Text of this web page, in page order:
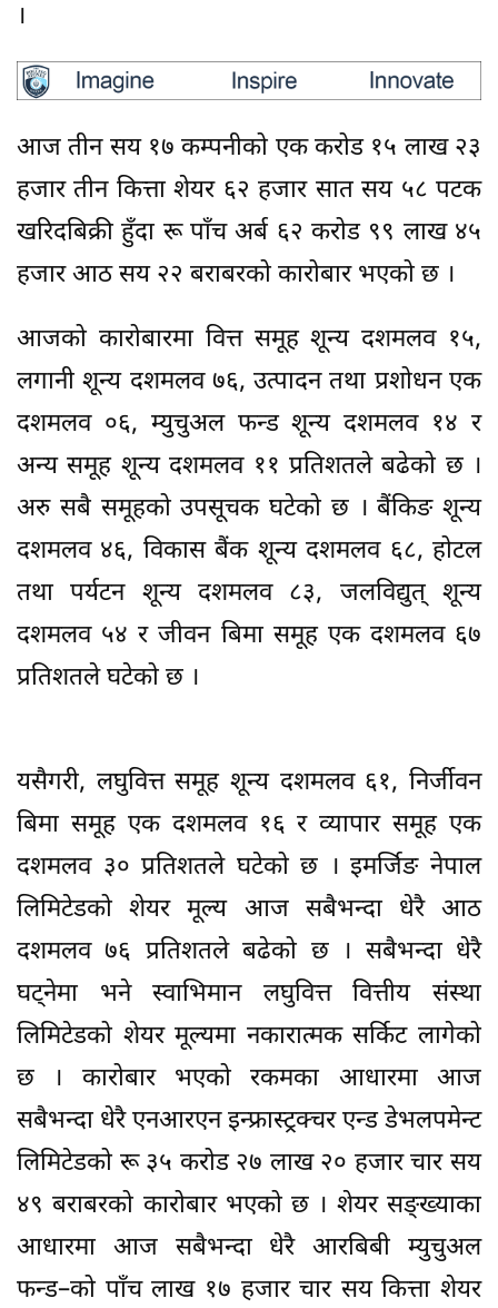
।
आज तीन सय १७ कम्पनीको एक करोड १५ लाख २३
हजार तीन कित्ता शेयर ६२ हजार सात सय ५८ पटक
खरिदबिक्री हुँदा रू पाँच अर्ब ६२ करोड ९९ लाख ४५
हजार आठ सय २२ बराबरको कारोबार भएको छ ।
आजको कारोबारमा वित्त समूह शून्य दशमलव १५,
लगानी शून्य दशमलव ७६, उत्पादन तथा प्रशोधन एक
दशमलव ०६, म्युचुअल फन्ड शून्य दशमलव १४ र
अन्य समूह शून्य दशमलव ११ प्रतिशतले बढेको छ ।
अरु सबै समूहको उपसूचक घटेको छ । बैंकिङ शून्य
दशमलव ४६, विकास बैंक शून्य दशमलव ६८, होटल
तथा पर्यटन शून्य दशमलव ८३, जलविद्युत् शून्य
दशमलव ५४ र जीवन बिमा समूह एक दशमलव ६७
प्रतिशतले घटेको छ ।
यसैगरी, लघुवित्त समूह शून्य दशमलव ६१, निर्जीवन
बिमा समूह एक दशमलव १६ र व्यापार समूह एक
दशमलव ३० प्रतिशतले घटेको छ । इमर्जिङ नेपाल
लिमिटेडको शेयर मूल्य आज सबैभन्दा धेरै आठ
दशमलव ७६ प्रतिशतले बढेको छ । सबैभन्दा धेरै
घट्नेमा भने स्वाभिमान लघुवित्त वित्तीय संस्था
लिमिटेडको शेयर मूल्यमा नकारात्मक सर्किट लागेको
छ । कारोबार भएको रकमका आधारमा आज
सबैभन्दा धेरै एनआरएन इन्फ्रास्ट्रक्चर एन्ड डेभलपमेन्ट
लिमिटेडको रू ३५ करोड २७ लाख २० हजार चार सय
४९ बराबरको कारोबार भएको छ । शेयर सङ्ख्याका
आधारमा आज सबैभन्दा धेरै आरबिबी म्युचुअल
फन्ड–को पाँच लाख १७ हजार चार सय कित्ता शेयर